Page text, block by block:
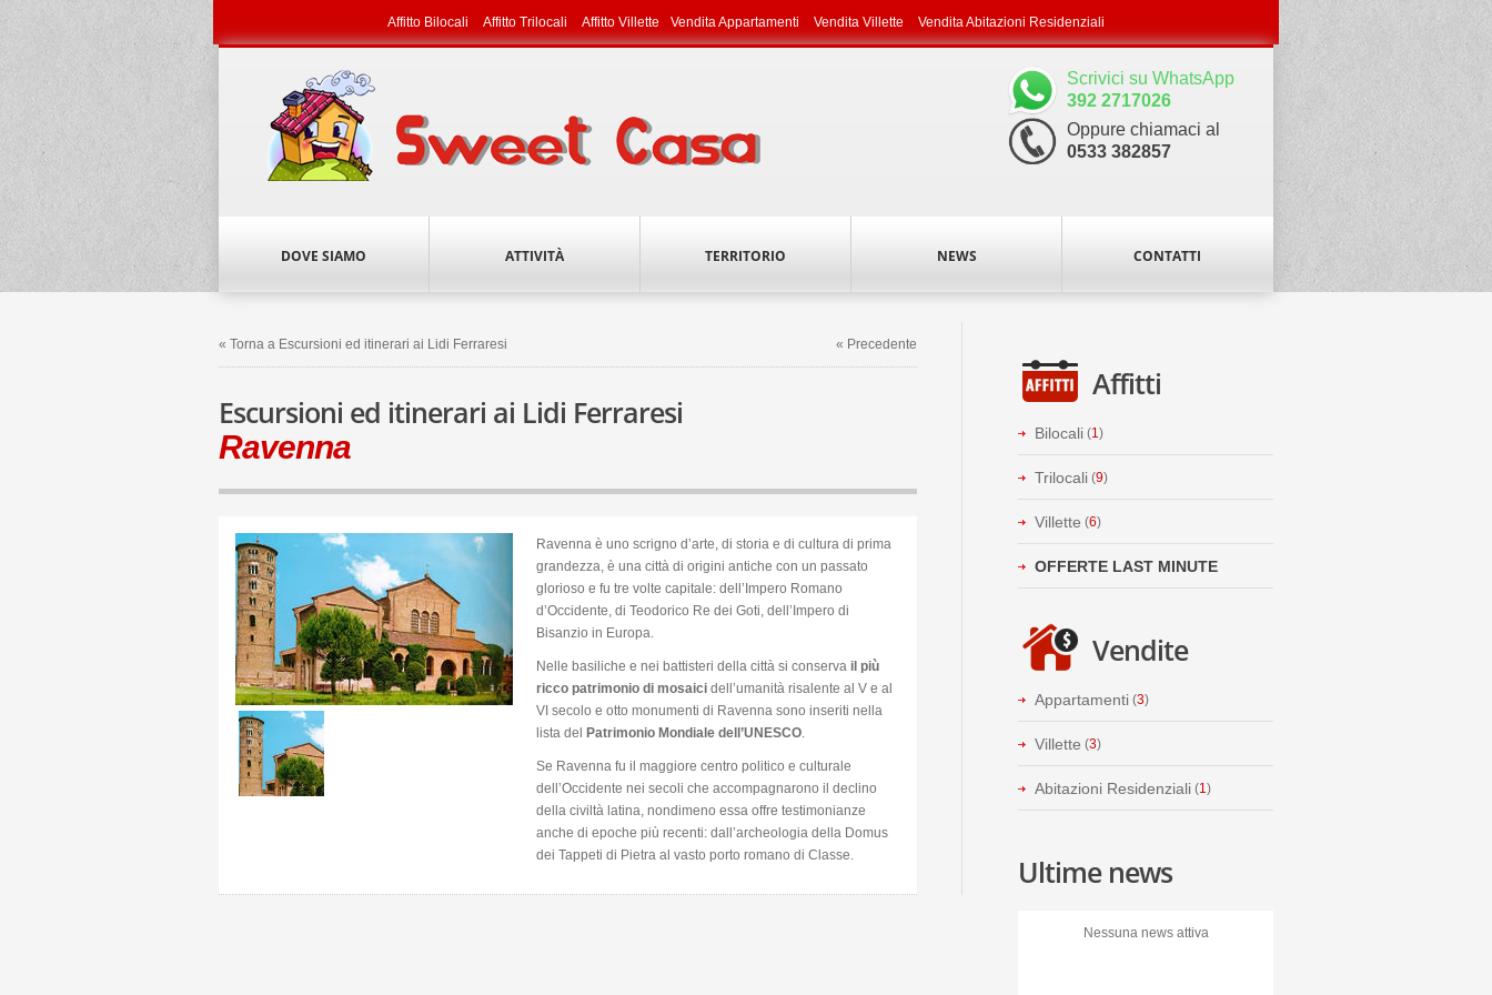
Affitto Bilocali Affitto Trilocali Affitto Villette Vendita Appartamenti Vendita Villette Vendita Abitazioni Residenziali
Scrivici su WhatsApp
392 2717026
Oppure chiamaci al
0533 382857
DOVE SIAMO ATTIVITÀ TERRITORIO NEWS CONTATTI
« Precedente
« Torna a Escursioni ed itinerari ai Lidi Ferraresi
Escursioni ed itinerari ai Lidi Ferraresi
Ravenna
Ravenna è uno scrigno d’arte, di storia e di cultura di prima
grandezza, è una città di origini antiche con un passato
glorioso e fu tre volte capitale: dell’Impero Romano
d’Occidente, di Teodorico Re dei Goti, dell’Impero di
Bisanzio in Europa.
Nelle basiliche e nei battisteri della città si conserva il più
ricco patrimonio di mosaici dell’umanità risalente al V e al
VI secolo e otto monumenti di Ravenna sono inseriti nella
lista del
Patrimonio Mondiale dell’UNESCO.
Se Ravenna fu il maggiore centro politico e culturale
dell’Occidente nei secoli che accompagnarono il declino
della civiltà latina, nondimeno essa offre testimonianze
anche di epoche più recenti: dall’archeologia della Domus
dei Tappeti di Pietra al vasto porto romano di Classe.
Affitti
Bilocali (1)
Trilocali (9)
Villette (6)
OFFERTE LAST MINUTE
Vendite
Appartamenti (3)
Villette (3)
Abitazioni Residenziali (1)
Ultime news
Nessuna news attiva